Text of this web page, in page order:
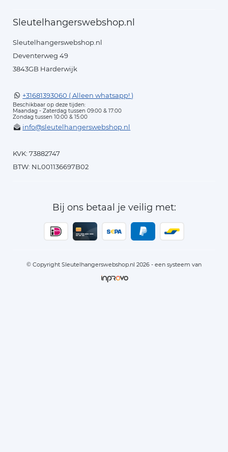
Sleutelhangerswebshop.nl
Sleutelhangerswebshop.nl
Deventerweg 49
3843GB Harderwijk
+31681393060 ( Alleen whatsapp! )
Beschikbaar op deze tijden:
Maandag - Zaterdag tussen 09:00 & 17:00
Zondag tussen 10:00 & 15:00
info@sleutelhangerswebshop.nl
KVK: 73882747
BTW: NL001136697B02
Bij ons betaal je veilig met:
© Copyright Sleutelhangerswebshop.nl 2026 - een systeem van